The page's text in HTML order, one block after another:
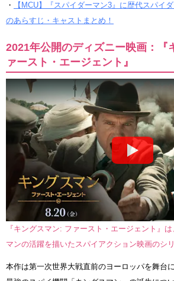
・
【MCU】『スパイダーマン3』に歴代スパイ
のあらすじ・キャストまとめ！
2021年公開のディズニー映画：『
ァースト・エージェント』
『キングスマン: ファースト・エージェント』
マンの活躍を描いたスパイアクション映画のシ
本作は第一次世界大戦直前のヨーロッパを舞台